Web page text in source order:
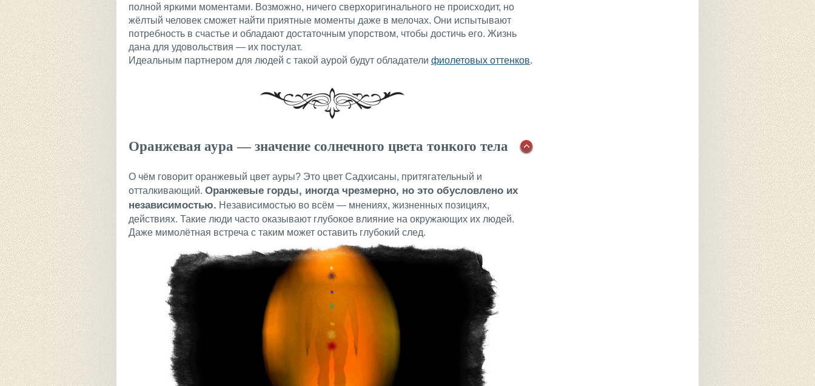
полной яркими моментами. Возможно, ничего сверхоригинального не происходит, но
жёлтый человек сможет найти приятные моменты даже в мелочах. Они испытывают
потребность в счастье и обладают достаточным упорством, чтобы достичь его. Жизнь
дана для удовольствия — их постулат.
Идеальным партнером для людей с такой аурой будут обладатели фиолетовых оттенков.
Оранжевая аура — значение солнечного цвета тонкого тела
О чём говорит оранжевый цвет ауры? Это цвет Садхисаны, притягательный и
отталкивающий. Оранжевые горды, иногда чрезмерно, но это обусловлено их
независимостью. Независимостью во всём — мнениях, жизненных позициях,
действиях. Такие люди часто оказывают глубокое влияние на окружающих их людей.
Даже мимолётная встреча с таким может оставить глубокий след.